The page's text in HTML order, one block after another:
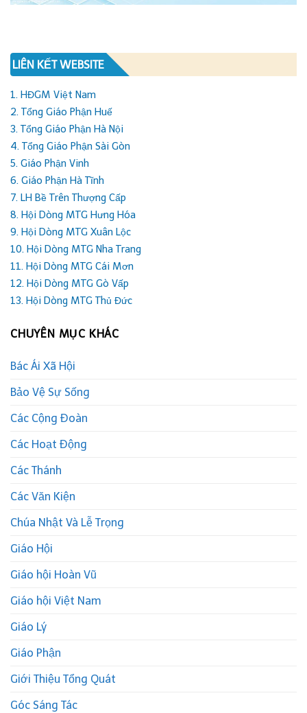
LIÊN KẾT WEBSITE
1. HĐGM Việt Nam
2. Tổng Giáo Phận Huế
3. Tổng Giáo Phận Hà Nội
4. Tổng Giáo Phận Sài Gòn
5. Giáo Phận Vinh
6. Giáo Phận Hà Tĩnh
7. LH Bề Trên Thượng Cấp
8. Hội Dòng MTG Hưng Hóa
9. Hội Dòng MTG Xuân Lộc
10. Hội Dòng MTG Nha Trang
11. Hội Dòng MTG Cái Mơn
12. Hội Dòng MTG Gò Vấp
13. Hội Dòng MTG Thủ Đức
CHUYÊN MỤC KHÁC
Bác Ái Xã Hội
Bảo Vệ Sự Sống
Các Cộng Đoàn
Các Hoạt Động
Các Thánh
Các Văn Kiện
Chúa Nhật Và Lễ Trọng
Giáo Hội
Giáo hội Hoàn Vũ
Giáo hội Việt Nam
Giáo Lý
Giáo Phận
Giới Thiệu Tổng Quát
Góc Sáng Tác